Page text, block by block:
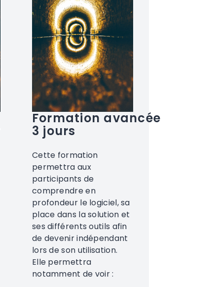
Formation avancée
3 jours
Cette formation
permettra aux
participants de
comprendre en
profondeur le logiciel, sa
place dans la solution et
ses différents outils afin
de devenir indépendant
lors de son utilisation.
Elle permettra
notamment de voir :